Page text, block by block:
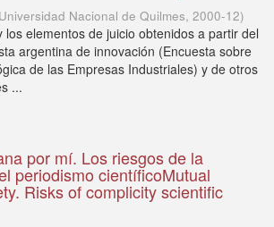
Universidad Nacional de Quilmes, 2000-12)
los elementos de juicio obtenidos a partir del
argentina de innovación (Encuesta sobre
de las Empresas Industriales) y de otros
...
por mí. Los riesgos de la
periodismo científicoMutual
Risks of complicity scientific